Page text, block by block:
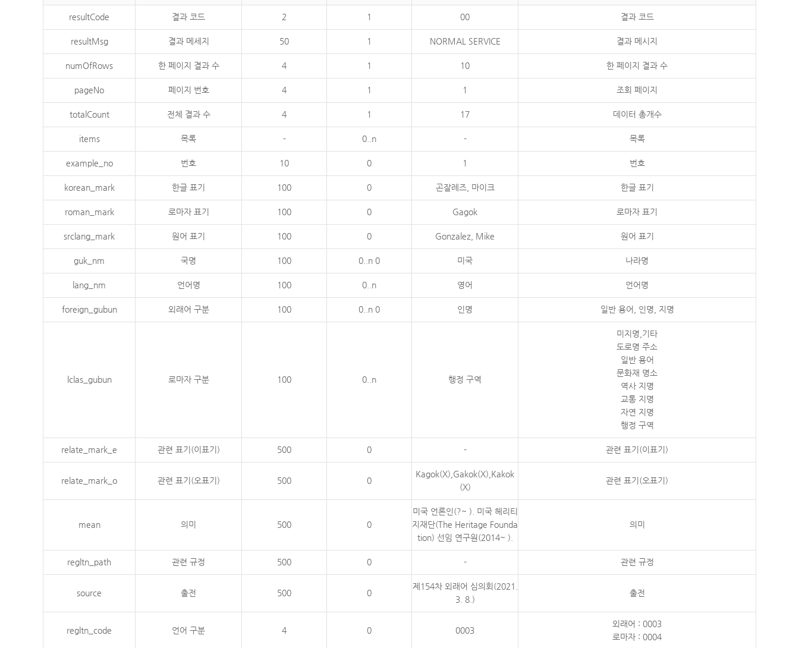
resultCode 결과 코드 2 1 00 결과 코드
resultMsg 결과 메세지 50 1 NORMAL SERVICE 결과 메시지
numOfRows 한 페이지 결과 수 4 1 10 한 페이지 결과 수
pageNo 페이지 번호 4 1 1 조회 페이지
totalCount 전체 결과 수 4 1 17 데이터 총개수
items 목록 - 0..n - 목록
example_no 번호 10 0 1 번호
korean_mark 한글 표기 100 0 곤잘레즈, 마이크 한글 표기
roman_mark 로마자 표기 100 0 Gagok 로마자 표기
srclang_mark 원어 표기 100 0 Gonzalez, Mike 원어 표기
guk_nm 국명 100 0..n 0 미국 나라명
lang_nm 언어명 100 0..n 영어 언어명
foreign_gubun 외래어 구분 100 0..n 0 인명 일반 용어, 인명, 지명
lclas_gubun 로마자 구분 100 0..n 행정 구역
미지명,기타
도로명 주소
일반 용어
문화재 명소
역사 지명
교통 지명
자연 지명
행정 구역
relate_mark_e 관련 표기(이표기) 500 0 - 관련 표기(이표기)
relate_mark_o 관련 표기(오표기) 500 0
Kagok(X),Gakok(X),Kakok
(X)
관련 표기(오표기)
mean 의미 500 0
미국 언론인(?~ ). 미국 헤리티
지재단(The Heritage Founda
tion) 선임 연구원(2014~ ).
의미
regltn_path 관련 규정 500 0 - 관련 규정
source 출전 500 0
제154차 외래어 심의회(2021.
3. 8.)
출전
regltn_code 언어 구분 4 0 0003
외래어 : 0003
로마자 : 0004